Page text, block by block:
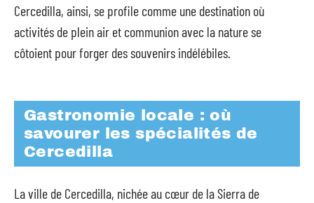
Cercedilla, ainsi, se profile comme une destination où
activités de plein air et communion avec la nature se
côtoient pour forger des souvenirs indélébiles.
Gastronomie locale : où
savourer les spécialités de
Cercedilla
La ville de Cercedilla, nichée au cœur de la Sierra de